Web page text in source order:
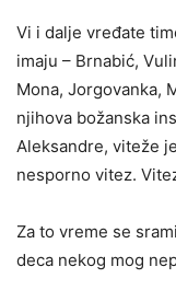
Vi i dalje vređate
imaju – Brnabić,
Mona, Jorgovanka,
njihova božanska
Aleksandre, viteže
nesporno vitez.
Za to vreme se
deca nekog mog